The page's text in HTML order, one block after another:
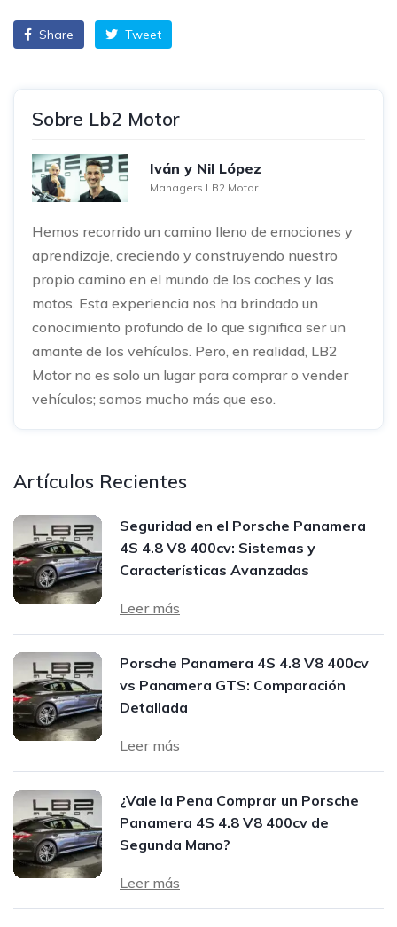
Share Tweet
Sobre Lb2 Motor
Iván y Nil López
Managers LB2 Motor
Hemos recorrido un camino lleno de emociones y
aprendizaje, creciendo y construyendo nuestro
propio camino en el mundo de los coches y las
motos. Esta experiencia nos ha brindado un
conocimiento profundo de lo que significa ser un
amante de los vehículos. Pero, en realidad, LB2
Motor no es solo un lugar para comprar o vender
vehículos; somos mucho más que eso.
Artículos Recientes
Seguridad en el Porsche Panamera
4S 4.8 V8 400cv: Sistemas y
Características Avanzadas
Leer más
Porsche Panamera 4S 4.8 V8 400cv
vs Panamera GTS: Comparación
Detallada
Leer más
¿Vale la Pena Comprar un Porsche
Panamera 4S 4.8 V8 400cv de
Segunda Mano?
Leer más